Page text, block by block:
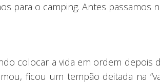
para o camping. Antes passamos
colocar a vida em ordem depois
ficou um tempão deitada na